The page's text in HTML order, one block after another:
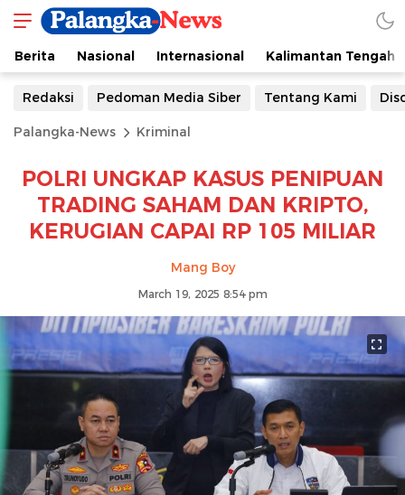
Berita Nasional Internasional Kalimantan Tengah
Redaksi Pedoman Media Siber Tentang Kami
Palangka-News Kriminal
POLRI UNGKAP KASUS PENIPUAN
TRADING SAHAM DAN KRIPTO,
KERUGIAN CAPAI RP 105 MILIAR
Mang Boy
March 19, 2025 8:54 pm